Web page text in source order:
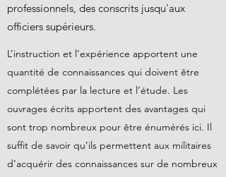
professionnels, des conscrits jusqu'aux
officiers supérieurs.
L’instruction et l’expérience apportent une
quantité de connaissances qui doivent être
complétées par la lecture et l’étude. Les
ouvrages écrits apportent des avantages qui
sont trop nombreux pour être énumérés ici. Il
suffit de savoir qu’ils permettent aux militaires
d’acquérir des connaissances sur de nombreux